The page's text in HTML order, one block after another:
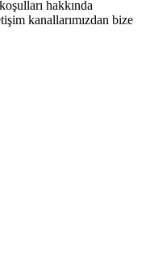
hakkında
kanallarımızdan bize